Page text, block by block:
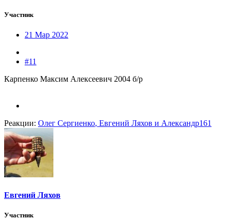
Участник
21 Мар 2022
#11
Карпенко Максим Алексеевич 2004 б/р
Реакции: Олег Сергиенко, Евгений Ляхов и Александр161
Евгений Ляхов
Участник